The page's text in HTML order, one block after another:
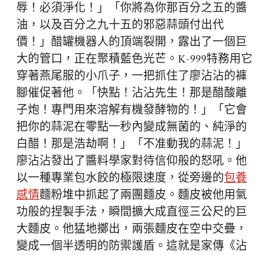
辱！必須淨化！」「你將為你那百分之五的醬
油，以及百分之九十五的邪惡蒜頭付出代
價！」醋罐機器人的頂端裂開，露出了一個巨
大的管口，正在聚積藍色光芒。K-999特務用它
穿著燕尾服的小爪子，一把抓住了廖沾沾的褲
腳催促著他。「快點！沾沾先生！那是醋酸離
子炮！專門用來溶解有機發酵物的！」「它會
把你的蒜泥在零點一秒內變成無菌的、純淨的
白醋！那是浩劫啊！」「不准動我的蒜泥！」
廖沾沾發出了醬料學家對待信仰般的怒吼。他
以一種專業包水餃的極限速度，從旁邊的包養
感情麵粉堆中抓起了兩團麵皮。麵皮被他用氣
功般的捏製手法，瞬間擴大成直徑三公尺的巨
大麵皮。他猛地擲出，兩張麵皮在空中交疊，
變成一個半透明的防禦護盾。這就是家傳《沾